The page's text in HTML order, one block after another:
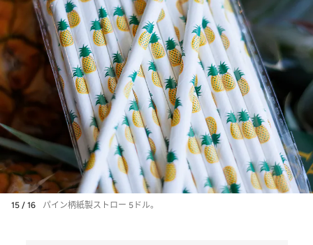
15 / 16 パイン柄紙製ストロー 5ドル。